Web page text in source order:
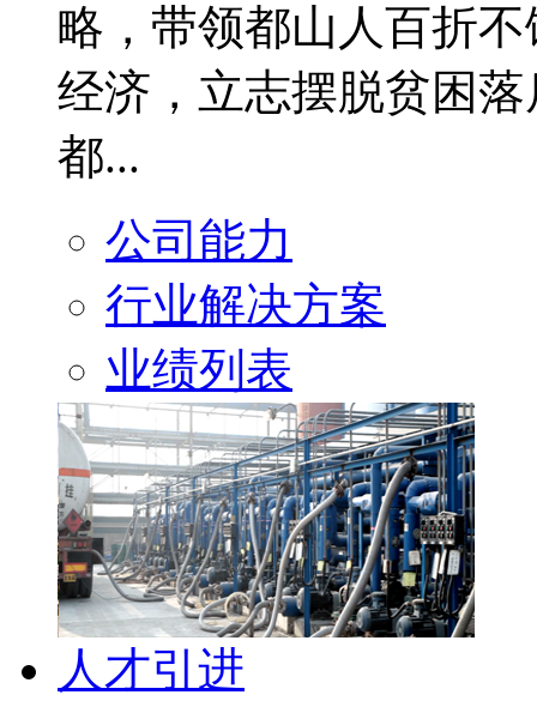
略，带领都山人百折
经济，立志摆脱贫困
都...
公司能力
行业解决方案
业绩列表
人才引进